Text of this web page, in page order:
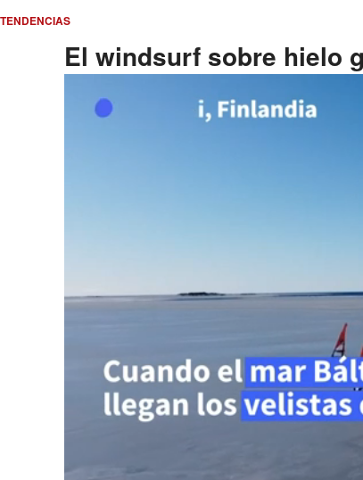
TENDENCIAS
El windsurf sobre hielo